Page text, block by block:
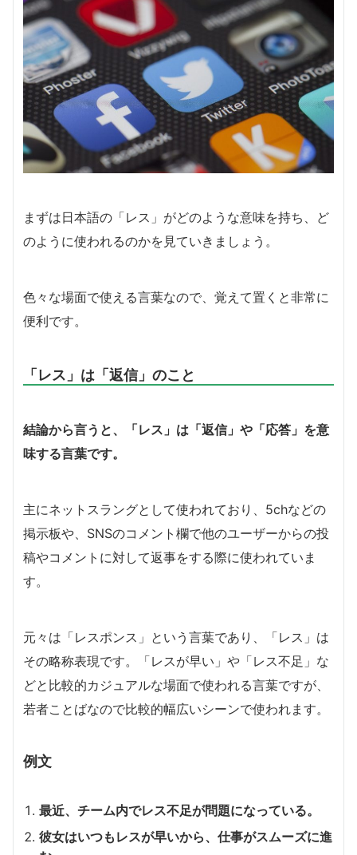
まずは日本語の「レス」がどのような意味を持ち、ど
のように使われるのかを見ていきましょう。
色々な場面で使える言葉なので、覚えて置くと非常に
便利です。
「レス」は「返信」のこと
結論から言うと、「レス」は「返信」や「応答」を意
味する言葉です。
主にネットスラングとして使われており、5chなどの
掲示板や、SNSのコメント欄で他のユーザーからの投
稿やコメントに対して返事をする際に使われていま
す。
元々は「レスポンス」という言葉であり、「レス」は
その略称表現です。「レスが早い」や「レス不足」な
どと比較的カジュアルな場面で使われる言葉ですが、
若者ことばなので比較的幅広いシーンで使われます。
例文
最近、チーム内でレス不足が問題になっている。
彼女はいつもレスが早いから、仕事がスムーズに進